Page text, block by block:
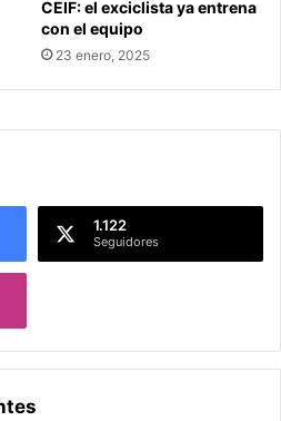
CEIF: el exciclista ya entrena
con el equipo
23 enero, 2025
1.122
Seguidores